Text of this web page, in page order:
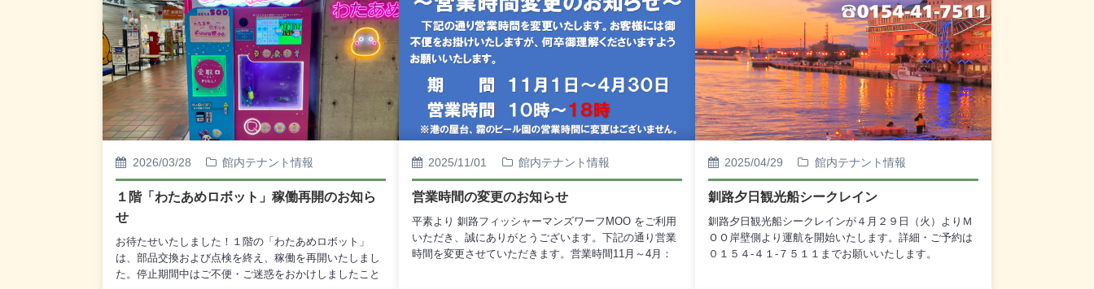
います。詳細につきましては、各テナントページをご確
認ください。今後ともご愛顧賜りますよう、何卒よろし
くお願い申し上げます。
2026/03/28 館内テナント情報
１階「わたあめロボット」稼働再開のお知ら
せ
お待たせいたしました！１階の「わたあめロボット」
は、部品交換および点検を終え、稼働を再開いたしまし
た。停止期間中はご不便・ご迷惑をおかけしましたこと
2025/11/01 館内テナント情報
営業時間の変更のお知らせ
平素より 釧路フィッシャーマンズワーフMOO をご利用
いただき、誠にありがとうございます。下記の通り営業
時間を変更させていただきます。営業時間11月～4月：
2025/04/29 館内テナント情報
釧路夕日観光船シークレイン
釧路夕日観光船シークレインが４月２９日（火）よりＭ
ＯＯ岸壁側より運航を開始いたします。詳細・ご予約は
０１５４-４１-７５１１までお願いいたします。